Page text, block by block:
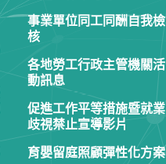
事業單位同工同酬自我檢
核
各地勞工行政主管機關活
動訊息
促進工作平等措施暨就業
歧視禁止宣導影片
育嬰留庭照顧彈性化方案